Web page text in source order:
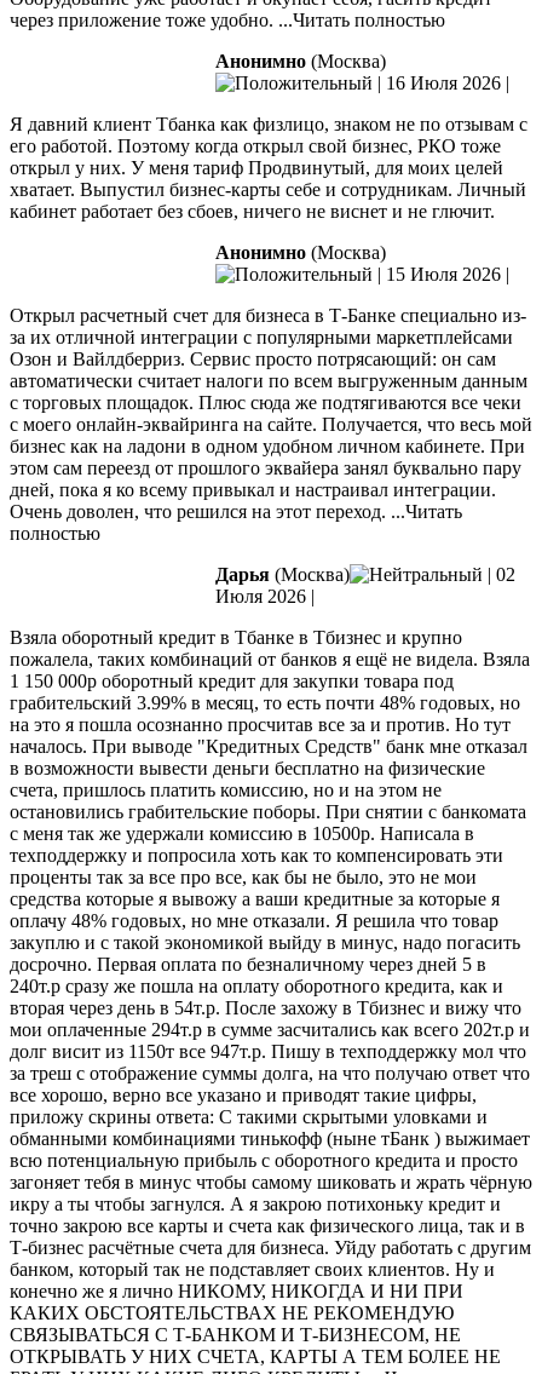
через приложение тоже удобно. ...Читать полностью
Анонимно (Москва)
| 16 Июля 2026 |
Я давний клиент Тбанка как физлицо, знаком не по отзывам с
его работой. Поэтому когда открыл свой бизнес, РКО тоже
открыл у них. У меня тариф Продвинутый, для моих целей
хватает. Выпустил бизнес-карты себе и сотрудникам. Личный
кабинет работает без сбоев, ничего не виснет и не глючит.
Анонимно (Москва)
| 15 Июля 2026 |
Открыл расчетный счет для бизнеса в Т-Банке специально из-
за их отличной интеграции с популярными маркетплейсами
Озон и Вайлдберриз. Сервис просто потрясающий: он сам
автоматически считает налоги по всем выгруженным данным
с торговых площадок. Плюс сюда же подтягиваются все чеки
с моего онлайн-эквайринга на сайте. Получается, что весь мой
бизнес как на ладони в одном удобном личном кабинете. При
этом сам переезд от прошлого эквайера занял буквально пару
дней, пока я ко всему привыкал и настраивал интеграции.
Очень доволен, что решился на этот переход. ...Читать
полностью
Дарья (Москва) | 02
Июля 2026 |
Взяла оборотный кредит в Тбанке в Тбизнес и крупно
пожалела, таких комбинаций от банков я ещё не видела. Взяла
1 150 000р оборотный кредит для закупки товара под
грабительский 3.99% в месяц, то есть почти 48% годовых, но
на это я пошла осознанно просчитав все за и против. Но тут
началось. При выводе "Кредитных Средств" банк мне отказал
в возможности вывести деньги бесплатно на физические
счета, пришлось платить комиссию, но и на этом не
остановились грабительские поборы. При снятии с банкомата
с меня так же удержали комиссию в 10500р. Написала в
техподдержку и попросила хоть как то компенсировать эти
проценты так за все про все, как бы не было, это не мои
средства которые я вывожу а ваши кредитные за которые я
оплачу 48% годовых, но мне отказали. Я решила что товар
закуплю и с такой экономикой выйду в минус, надо погасить
досрочно. Первая оплата по безналичному через дней 5 в
240т.р сразу же пошла на оплату оборотного кредита, как и
вторая через день в 54т.р. После захожу в Тбизнес и вижу что
мои оплаченные 294т.р в сумме засчитались как всего 202т.р и
долг висит из 1150т все 947т.р. Пишу в техподдержку мол что
за треш с отображение суммы долга, на что получаю ответ что
все хорошо, верно все указано и приводят такие цифры,
приложу скрины ответа: С такими скрытыми уловками и
обманными комбинациями тинькофф (ныне тБанк ) выжимает
всю потенциальную прибыль с оборотного кредита и просто
загоняет тебя в минус чтобы самому шиковать и жрать чёрную
икру а ты чтобы загнулся. А я закрою потихоньку кредит и
точно закрою все карты и счета как физического лица, так и в
Т-бизнес расчётные счета для бизнеса. Уйду работать с другим
банком, который так не подставляет своих клиентов. Ну и
конечно же я лично НИКОМУ, НИКОГДА И НИ ПРИ
КАКИХ ОБСТОЯТЕЛЬСТВАХ НЕ РЕКОМЕНДУЮ
СВЯЗЫВАТЬСЯ С Т-БАНКОМ И Т-БИЗНЕСОМ, НЕ
ОТКРЫВАТЬ У НИХ СЧЕТА, КАРТЫ А ТЕМ БОЛЕЕ НЕ